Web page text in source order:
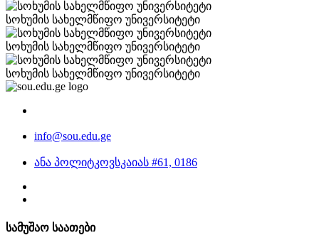
სოხუმის სახელმწიფო უნივერსიტეტი
სოხუმის სახელმწიფო უნივერსიტეტი
სოხუმის სახელმწიფო უნივერსიტეტი
info@sou.edu.ge
ანა პოლიტკოვსკაიას #61, 0186
სამუშაო საათები